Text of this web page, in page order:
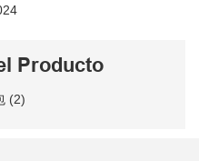
Producto